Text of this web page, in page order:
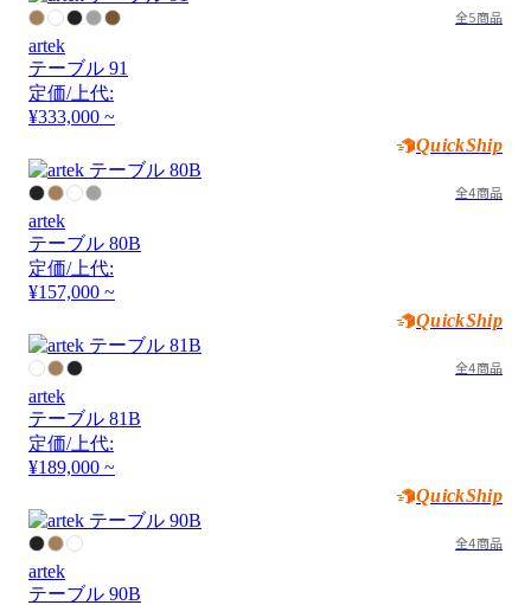
全5商品
artek
テーブル 91
定価/上代:
¥333,000 ~
QuickShip
全4商品
artek
テーブル 80B
定価/上代:
¥157,000 ~
QuickShip
全4商品
artek
テーブル 81B
定価/上代:
¥189,000 ~
QuickShip
全4商品
artek
テーブル 90B